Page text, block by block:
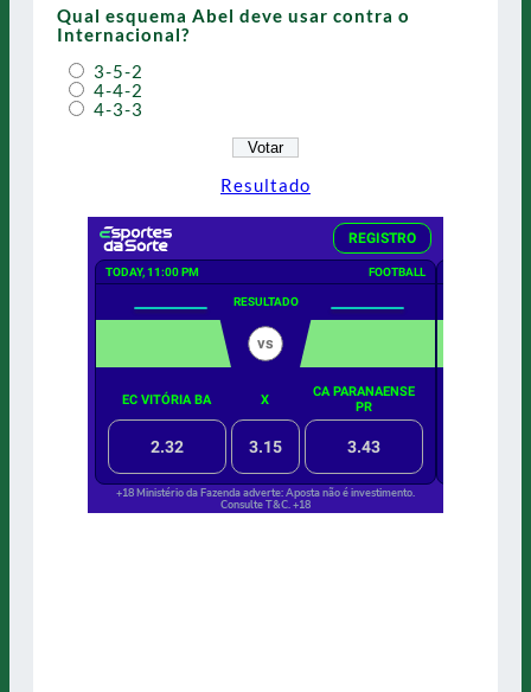
Qual esquema Abel deve usar contra o
Internacional?
3-5-2
4-4-2
4-3-3
Resultado